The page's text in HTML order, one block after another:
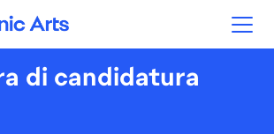
Arts
di candidatura